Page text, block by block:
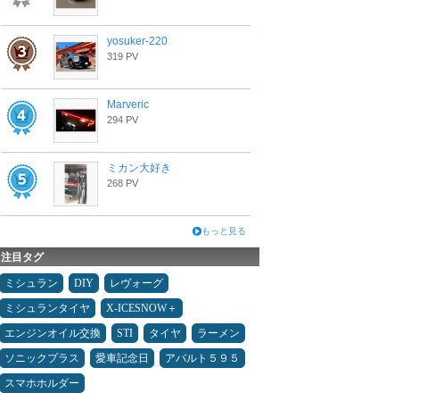
yosuker-220
319 PV
Marveric
294 PV
ミカン大好き
268 PV
もっと見る
注目タグ
ミシュラン DIY
レヴォーグ
ミシュランタイヤ
X-ICESNOW＋
エンジンオイル交換
STI タイヤ
ラーメン
ソニックプラス
愛車記念日
アバルト５９５
スマホホルダー